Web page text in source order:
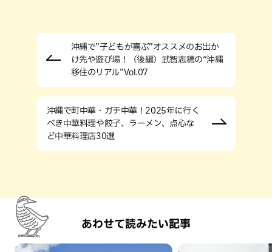
沖縄で”子どもが喜ぶ”オススメのお出か
け先や遊び場！（後編）武智志穂の“沖縄
移住のリアル”Vol.07
沖縄で町中華・ガチ中華！2025年に行く
べき中華料理や餃子、ラーメン、点心な
ど中華料理店30選
あわせて読みたい記事